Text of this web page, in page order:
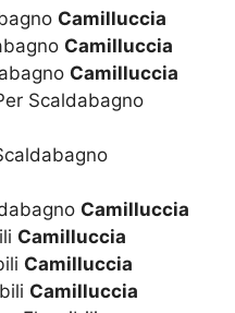
Camilluccia
Camilluccia
Camilluccia
Scaldabagno
Camilluccia
Camilluccia
Camilluccia
Camilluccia